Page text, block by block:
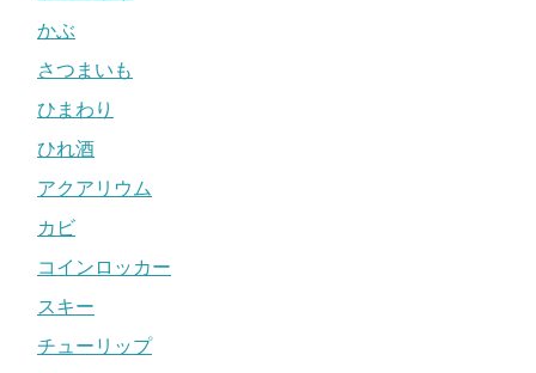
かぶ
さつまいも
ひまわり
ひれ酒
アクアリウム
カビ
コインロッカー
スキー
チューリップ